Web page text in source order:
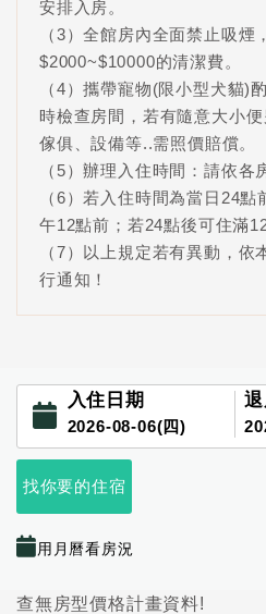
安排入房。
（3）全館房內全面禁止吸煙
$2000~$10000的清潔費。
（4）攜帶寵物(限小型犬貓)
時檢查房間，若有隨意大小
傢俱、設備等..需照價賠償。
（5）辦理入住時間：請依各
（6）若入住時間為當日24
午12點前；若24點後可住滿12
（7）以上規定若有異動，依
行通知！
入住日期
2026-08-06(四)
找你要的住宿
用月曆看房況
查無房型價格計畫資料!